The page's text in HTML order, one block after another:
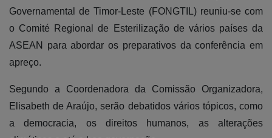
Governamental de Timor-Leste (FONGTIL) reuniu-se com
o Comité Regional de Esterilização de vários países da
ASEAN para abordar os preparativos da conferência em
apreço.
Segundo a Coordenadora da Comissão Organizadora,
Elisabeth de Araújo, serão debatidos vários tópicos, como
a democracia, os direitos humanos, as alterações